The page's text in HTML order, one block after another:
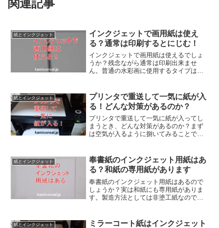
関連記事
紙とインクジェット
インクジェットで画用紙は使え
る？通常は印刷するとにじむ！
インクジェットで画用紙は使えるでしょ
うか？残念ながら通常は印刷出来ませ
ん。普通の水彩画に使用するタイプは
用紙があれば使えますが、その場合は特
厚口の上質紙などの方がいいでしょう。
紙とインクジェット
プリンタで重送して一気に紙が入
る！どんな対策があるのか？
プリンタで重送して一気に紙が入ってし
まうとき、どんな対策があるのか？まず
は空気が入るように捌いてみることで
せん。どうしてもプリンタで重送するな
ら一枚ずつ給紙するしかありません。
紙とインクジェット
奉書紙のインクジェット用紙はあ
る？和紙の専用紙があります
奉書紙のインクジェット用紙はあるので
しょうか？実は和紙にも専用紙がありま
す。製造方法としては非塗工紙なので上
す。奉書紙のインクジェット用紙通販な
紙とインクジェット
ミラーコート紙はインクジェット